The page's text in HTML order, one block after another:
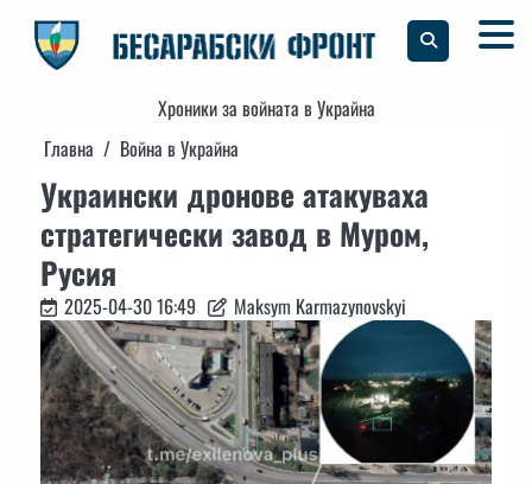
content
Хроники за войната в Украйна
Главна
Война в Украйна
Украински дронове атакуваха
стратегически завод в Муром,
Русия
2025-04-30 16:49 Maksym Karmazynovskyi